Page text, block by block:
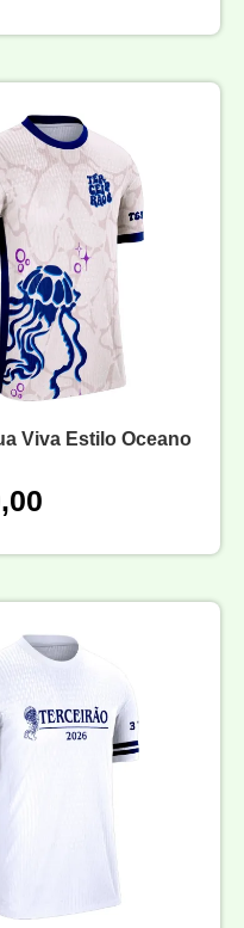
Viva Estilo Oceano